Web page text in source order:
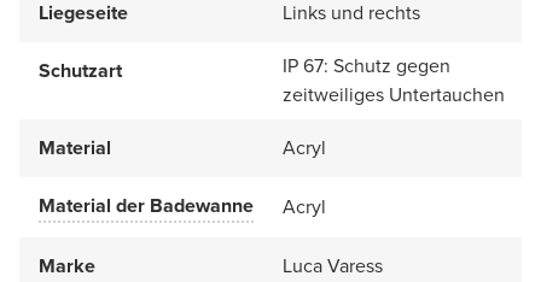
Liegeseite Links und rechts
Schutzart
IP 67: Schutz gegen
zeitweiliges Untertauchen
Material
Acryl
Material der Badewanne Acryl
Marke Luca Varess